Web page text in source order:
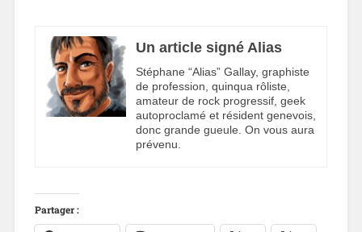
Un article signé Alias
Stéphane “Alias” Gallay, graphiste
de profession, quinqua rôliste,
amateur de rock progressif, geek
autoproclamé et résident genevois,
donc grande gueule. On vous aura
prévenu.
Partager :